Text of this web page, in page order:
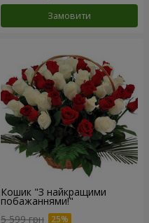
Замовити
Кошик "З найкращими
побажаннями!"
5 599 грн